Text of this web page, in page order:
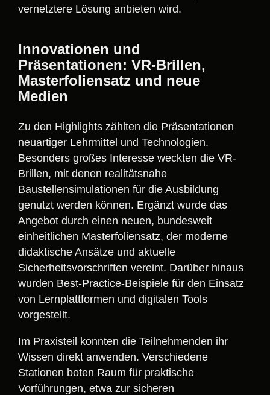
vernetztere Lösung anbieten wird.
Innovationen und
Präsentationen: VR-Brillen,
Masterfoliensatz und neue
Medien
Zu den Highlights zählten die Präsentationen
neuartiger Lehrmittel und Technologien.
Besonders großes Interesse weckten die VR-
Brillen, mit denen realitätsnahe
Baustellensimulationen für die Ausbildung
genutzt werden können. Ergänzt wurde das
Angebot durch einen neuen, bundesweit
einheitlichen Masterfoliensatz, der moderne
didaktische Ansätze und aktuelle
Sicherheitsvorschriften vereint. Darüber hinaus
wurden Best-Practice-Beispiele für den Einsatz
von Lernplattformen und digitalen Tools
vorgestellt.
Im Praxisteil konnten die Teilnehmenden ihr
Wissen direkt anwenden. Verschiedene
Stationen boten Raum für praktische
Vorführungen, etwa zur sicheren